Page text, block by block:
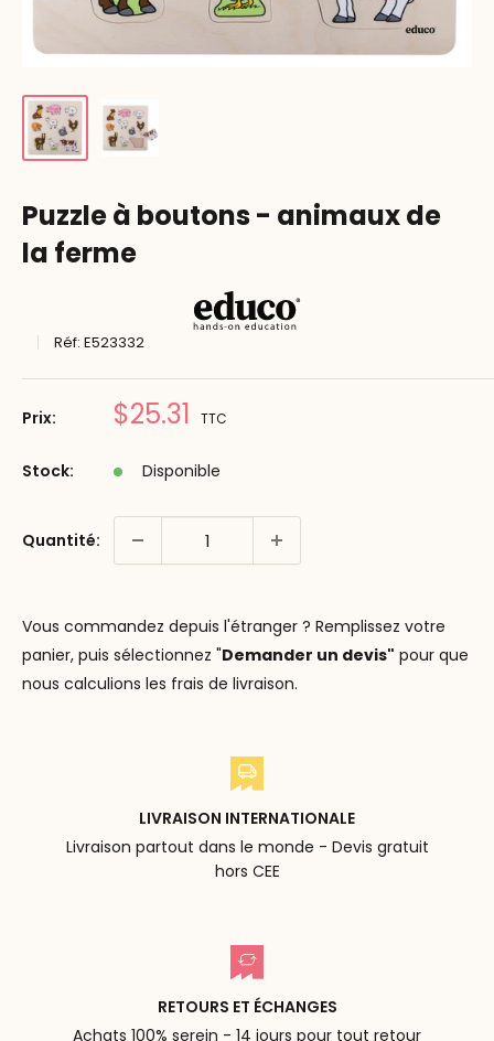
Puzzle à boutons - animaux de
la ferme
Réf: E523332
Prix: Prix
$25.31 TTC
Stock: Disponible
Quantité:
Vous commandez depuis l'étranger ? Remplissez votre
panier, puis sélectionnez "Demander un devis" pour que
nous calculions les frais de livraison.
LIVRAISON INTERNATIONALE
Livraison partout dans le monde - Devis gratuit
hors CEE
RETOURS ET ÉCHANGES
Achats 100% serein - 14 jours pour tout retour